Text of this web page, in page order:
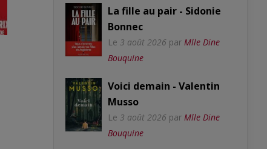
La fille au pair - Sidonie
Bonnec
Le 3 août 2026 par Mlle Dine
Bouquine
Voici demain - Valentin
Musso
Le 3 août 2026 par Mlle Dine
Bouquine